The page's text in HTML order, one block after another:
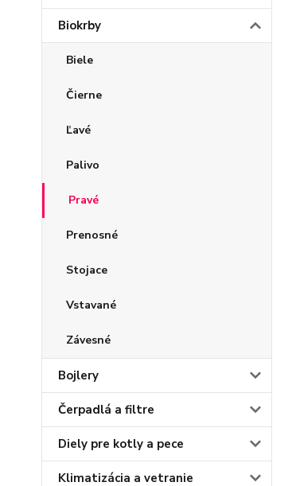
Biokrby
Biele
Čierne
Ľavé
Palivo
Pravé
Prenosné
Stojace
Vstavané
Závesné
Bojlery
Čerpadlá a filtre
Diely pre kotly a pece
Klimatizácia a vetranie